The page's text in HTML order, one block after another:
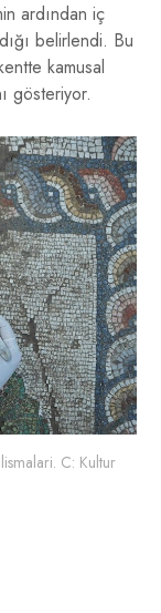
ardından iç
belirlendi. Bu
kamusal
gösteriyor.
C: Kultur